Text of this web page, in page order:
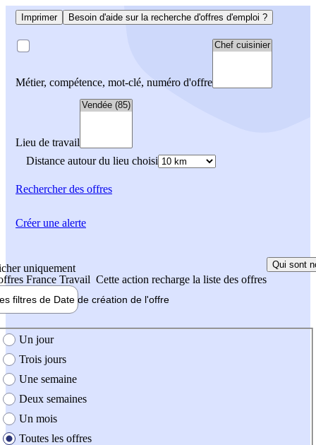
Imprimer Besoin d'aide sur la recherche d'offres d'emploi ?
Métier, compétence, mot-clé, numéro d'offre
Lieu de travail
Distance autour du lieu choisi
Rechercherdes offres
uniquement
France Travail Cette action recharge la liste des offres
Qui sont
filtres de Date de création de l'offre
création de l'offre
Un jour
Trois jours
Une semaine
Deux semaines
Un mois
Toutes les offres
Créer une alerte